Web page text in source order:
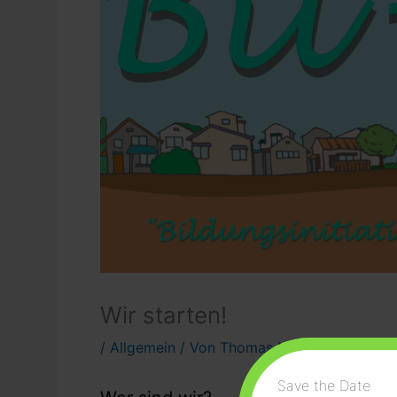
Wir starten!
/ Allgemein / Von Thomas Müller/18.
Save the Date